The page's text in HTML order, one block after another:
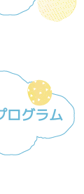
ログラム